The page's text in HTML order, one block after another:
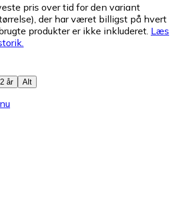
pris over tid for den variant
der har været billigst på hvert
produkter er ikke inkluderet. Læs
2 år Alt